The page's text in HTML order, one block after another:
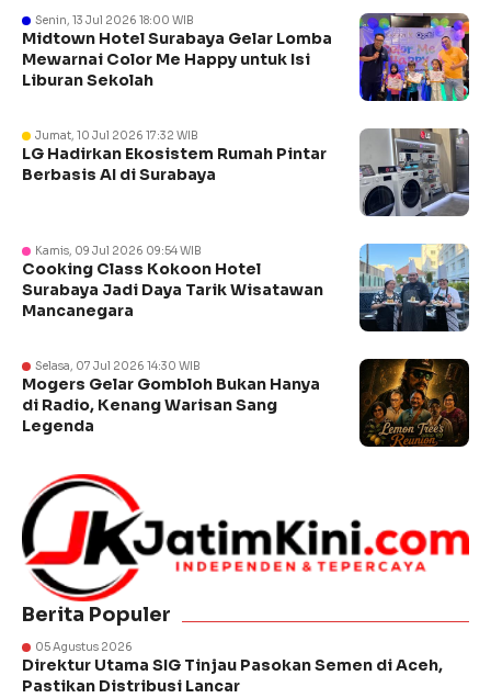
Senin, 13 Jul 2026 18:00 WIB
Midtown Hotel Surabaya Gelar Lomba
Mewarnai Color Me Happy untuk Isi
Liburan Sekolah
Jumat, 10 Jul 2026 17:32 WIB
LG Hadirkan Ekosistem Rumah Pintar
Berbasis AI di Surabaya
Kamis, 09 Jul 2026 09:54 WIB
Cooking Class Kokoon Hotel
Surabaya Jadi Daya Tarik Wisatawan
Mancanegara
Selasa, 07 Jul 2026 14:30 WIB
Mogers Gelar Gombloh Bukan Hanya
di Radio, Kenang Warisan Sang
Legenda
Berita Populer
05 Agustus 2026
Direktur Utama SIG Tinjau Pasokan Semen di Aceh,
Pastikan Distribusi Lancar